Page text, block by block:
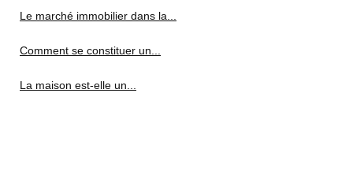
Le marché immobilier dans la...
Comment se constituer un...
La maison est-elle un...